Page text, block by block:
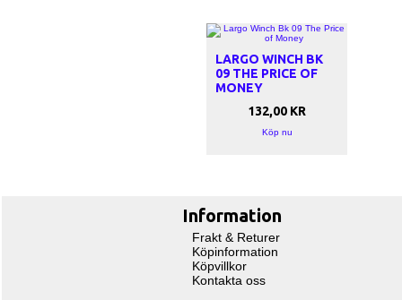
LARGO WINCH BK
09 THE PRICE OF
MONEY
132,00 KR
Köp nu
Information
Frakt & Returer
Köpinformation
Köpvillkor
Kontakta oss